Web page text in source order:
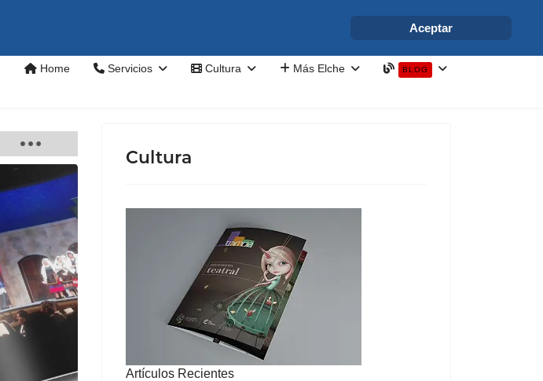
info@elchesemueve.com
Home Servicios Cultura Más Elche BLOG
Cultura
Artículos Recientes
Aceptar